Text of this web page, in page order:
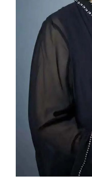
繁體中文